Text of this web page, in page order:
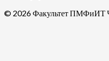
© 2026 Факультет ПМФиИТ